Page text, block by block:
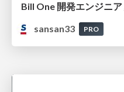
Bill One 開発エンジニ
sansan33
PRO